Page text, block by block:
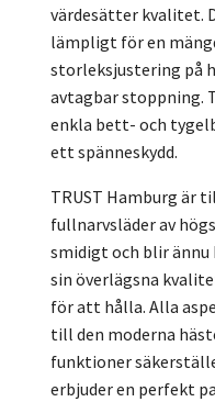
värdesätter kvalitet.
lämpligt för en
storleksjustering på
avtagbar stoppning.
enkla bett- och
ett spänneskydd.
TRUST Hamburg är
fullnarvsläder av
smidigt och blir ännu
sin överlägsna
för att hålla. Alla
till den moderna
funktioner
erbjuder en perfekt